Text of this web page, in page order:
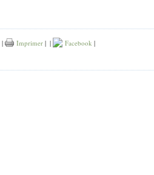
| Imprimer | | Facebook |